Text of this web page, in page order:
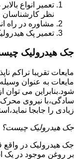
تعمیر انواع
نظر کارشناسان
مشاوره در راه
تعمیر پک
جک هیدرولیک
مایعات تقریبا تراکم
مایعات به عنوان
شود.بنابراین می توان
سادگی،با نیروی محرک
زیادی را جابجا
جک هیدرولیک چیست؟
جک هیدرولیک در واقع
بر روغن موجود در یک